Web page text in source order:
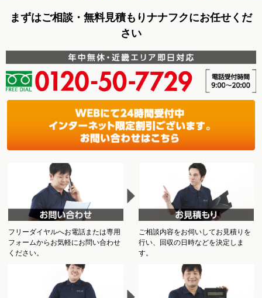
まずはご相談・無料見積もりナナフクにお任せくだ
さい
フリーダイヤルへお電話または専用
フォームからお気軽にお問い合わせ
ください。
ご相談内容をお伺いしてお見積りを
行い、回収の日時などを決定しま
す。